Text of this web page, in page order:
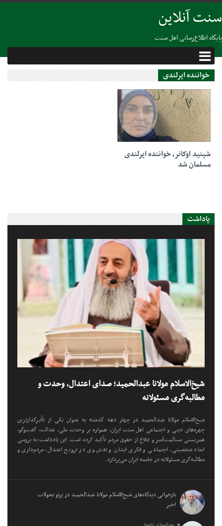
سنت آنلاین
پایگاه اطلاع‌رسانی اهل سنت
خواننده ایرلندی
26 اکتبر 2018
شینید اوکانر، خواننده ایرلندی
مسلمان شد
یاداشت
شیخ‌الاسلام مولانا عبدالحمید؛ صدای اعتدال، وحدت و
مطالبه‌گری مسئولانه
شیخ‌الاسلام مولانا عبدالحمید در چهار دهه گذشته به عنوان یکی از تأثیرگذارترین
چهره‌های دینی و اجتماعی اهل سنت ایران، همواره بر وحدت ملی، عدالت، گفت‌وگو،
همزیستی مسالمت‌آمیز و دفاع از حقوق مردم تأکید کرده است. این یادداشت به بررسی
ابعاد شخصیتی، اجتماعی و فکری ایشان و نقش وی در ترویج اعتدال، مردم‌داری و
مطالبه‌گری مسئولانه در جامعه ایران می‌پردازد.
بازخوانی دیدگاه‌های شیخ‌الاسلام مولانا عبدالحمید در پرتو تحولات
اخیر